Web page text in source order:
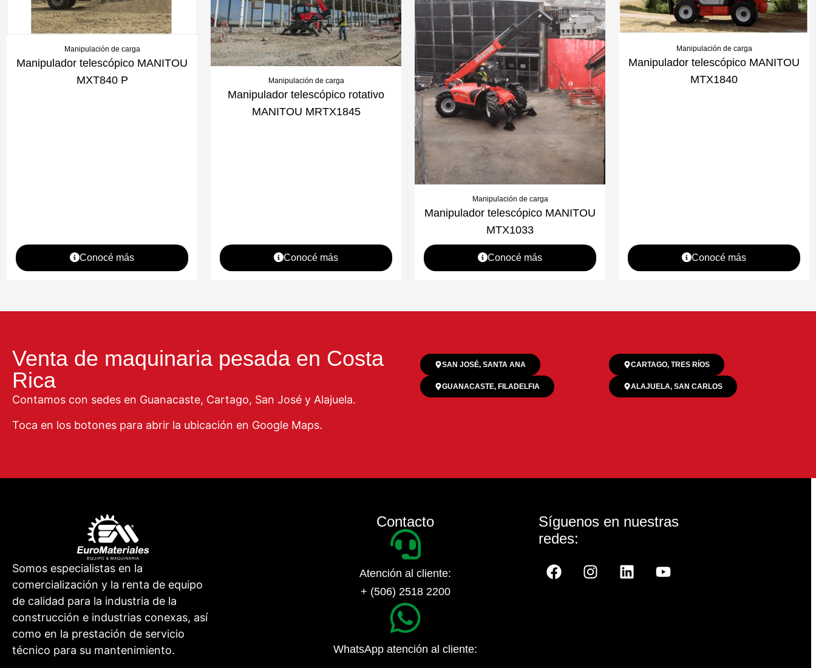
Manipulación de carga
Manipulador telescópico MANITOU
MXT840 P
Conocé más
Manipulación de carga
Manipulador telescópico rotativo
MANITOU MRTX1845
Conocé más
Manipulación de carga
Manipulador telescópico MANITOU
MTX1033
Conocé más
Manipulación de carga
Manipulador telescópico MANITOU
MTX1840
Conocé más
Venta de maquinaria pesada en Costa
Rica
Contamos con sedes en Guanacaste, Cartago, San José y Alajuela.
Toca en los botones para abrir la ubicación en Google Maps.
SAN JOSÉ, SANTA ANA CARTAGO, TRES RÍOS
GUANACASTE, FILADELFIA ALAJUELA, SAN CARLOS
Somos especialistas en la
comercialización y la renta de equipo
de calidad para la industria de la
construcción e industrias conexas, así
como en la prestación de servicio
técnico para su mantenimiento.
Contacto
Atención al cliente:
+ (506) 2518 2200
WhatsApp atención al cliente:
Síguenos en nuestras
redes: